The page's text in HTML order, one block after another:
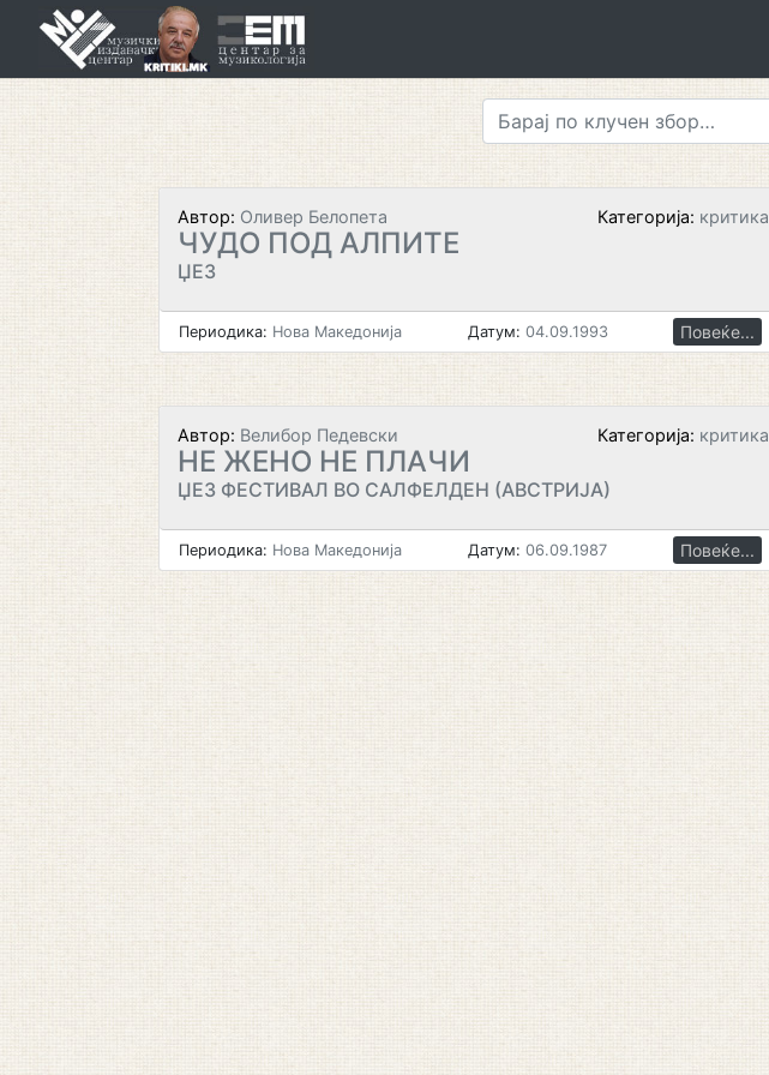
Автор: Оливер Белопета Категорија: критика
ЧУДО ПОД АЛПИТЕ
ЏЕЗ
Периодика: Нова Македонија Датум: 04.09.1993 Повеќе...
Автор: Велибор Педевски Категорија: критика
НЕ ЖЕНО НЕ ПЛАЧИ
ЏЕЗ ФЕСТИВАЛ ВО САЛФЕЛДЕН (АВСТРИЈА)
Периодика: Нова Македонија Датум: 06.09.1987 Повеќе...